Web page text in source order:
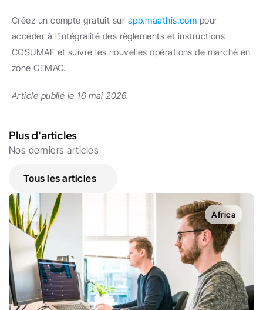
Créez un compte gratuit sur app.maathis.com pour
accéder à l'intégralité des règlements et instructions
COSUMAF et suivre les nouvelles opérations de marché en
zone CEMAC.
Article publié le 16 mai 2026.
Plus d'articles
Nos derniers articles
Tous les articles
Africa